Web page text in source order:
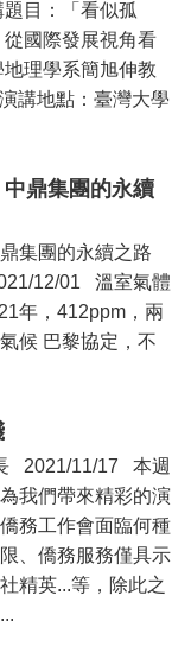
目：「看似孤
國際發展視角看
理學系簡旭伸教
講地點：臺灣大學
鼎集團的永續
集團的永續之路
12/01 溫室氣體
年，412ppm，兩
候 巴黎協定，不
2021/11/17 本週
我們帶來精彩的演
務工作會面臨何種
、僑務服務僅具示
精英...等，除此之